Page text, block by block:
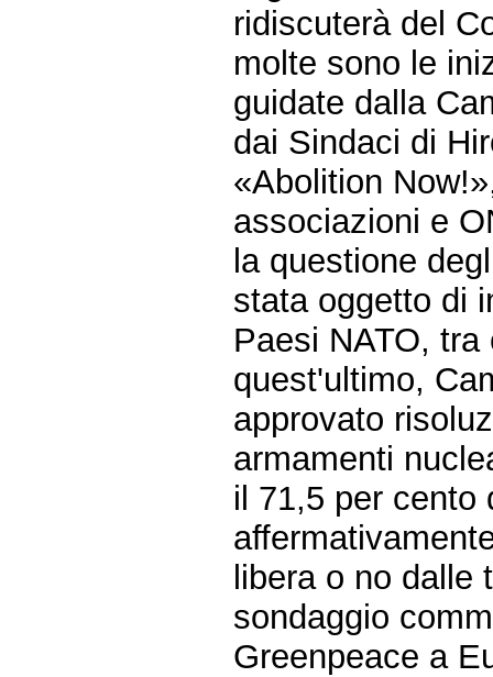
ridiscuterà del
molte sono le
guidate dalla
dai Sindaci di
«Abolition
associazioni e
la questione
stata oggetto di
Paesi NATO,
quest'ultimo,
approvato
armamenti
il 71,5 per cento
libera o no dalle
sondaggio
Greenpeace a